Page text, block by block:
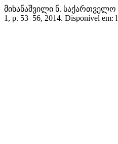
მიხანაშვილი ნ.
1, p. 53–56, 2014. Disponível em: